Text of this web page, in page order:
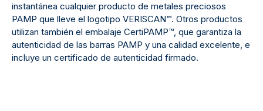
instantánea cualquier producto de metales preciosos
PAMP que lleve el logotipo VERISCAN™. Otros productos
utilizan también el embalaje CertiPAMP™, que garantiza la
autenticidad de las barras PAMP y una calidad excelente, e
incluye un certificado de autenticidad firmado.